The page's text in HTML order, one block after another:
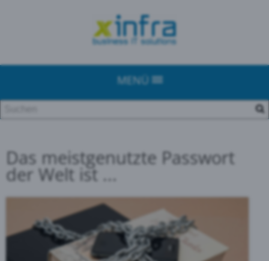
MENÜ
Das meistgenutzte Passwort
der Welt ist ...